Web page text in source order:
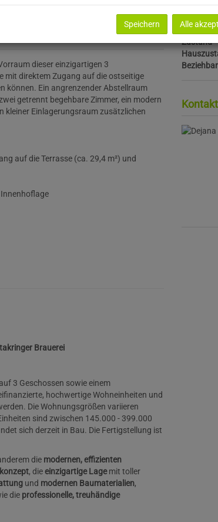
dieser einzigartigen 3
mit direktem Zugang auf die ostseitige
können. Ein angrenzender Abstellraum
getrennt begehbare Zimmer, ein modern
kleiner Einlagerungsraum zusätzlichen
auf die Terrasse (ca. 29,4 m²) und
Brauerei
3 Geschossen sowie einem
hochwertige Wohneinheiten und
Die Wohnungsgrößen variieren
sind zwischen 145.000 - 399.000
sich derzeit in Bau. Die Fertigstellung ist
die modernen, effizienten
, dieeinzigartige Lagemit toller
und modernen Baumaterialien,
die professionelle, treuhändige
gültig bis
Bauart
Zustand
Beziehbar
Speichern Alle